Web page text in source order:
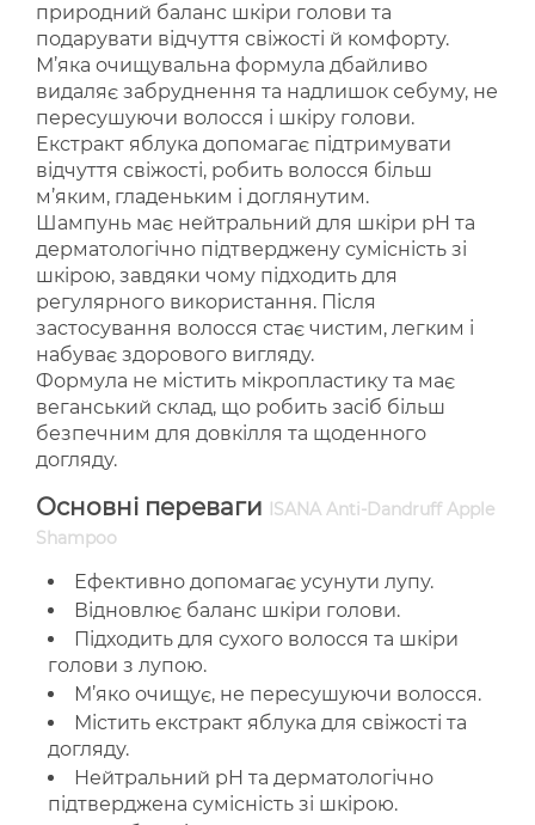
природний баланс шкіри голови та
подарувати відчуття свіжості й комфорту.
М’яка очищувальна формула дбайливо
видаляє забруднення та надлишок себуму, не
пересушуючи волосся і шкіру голови.
Екстракт яблука допомагає підтримувати
відчуття свіжості, робить волосся більш
м’яким, гладеньким і доглянутим.
Шампунь має нейтральний для шкіри pH та
дерматологічно підтверджену сумісність зі
шкірою, завдяки чому підходить для
регулярного використання. Після
застосування волосся стає чистим, легким і
набуває здорового вигляду.
Формула не містить мікропластику та має
веганський склад, що робить засіб більш
безпечним для довкілля та щоденного
догляду.
Основні переваги
ISANA Anti-Dandruff Apple
Shampoo
Ефективно допомагає усунути лупу.
Відновлює баланс шкіри голови.
Підходить для сухого волосся та шкіри
голови з лупою.
М’яко очищує, не пересушуючи волосся.
Містить екстракт яблука для свіжості та
догляду.
Нейтральний pH та дерматологічно
підтверджена сумісність зі шкірою.